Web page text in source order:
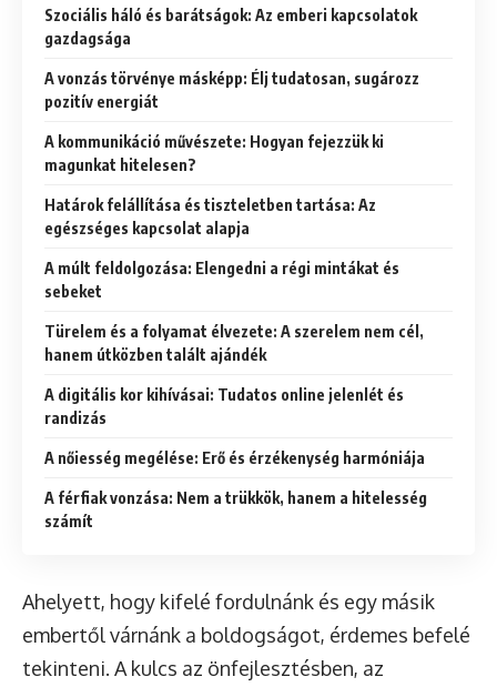
Szociális háló és barátságok: Az emberi kapcsolatok
gazdagsága
A vonzás törvénye másképp: Élj tudatosan, sugározz
pozitív energiát
A kommunikáció művészete: Hogyan fejezzük ki
magunkat hitelesen?
Határok felállítása és tiszteletben tartása: Az
egészséges kapcsolat alapja
A múlt feldolgozása: Elengedni a régi mintákat és
sebeket
Türelem és a folyamat élvezete: A szerelem nem cél,
hanem útközben talált ajándék
A digitális kor kihívásai: Tudatos online jelenlét és
randizás
A nőiesség megélése: Erő és érzékenység harmóniája
A férfiak vonzása: Nem a trükkök, hanem a hitelesség
számít
Ahelyett, hogy kifelé fordulnánk és egy másik
embertől várnánk a boldogságot, érdemes befelé
tekinteni. A kulcs az önfejlesztésben, az